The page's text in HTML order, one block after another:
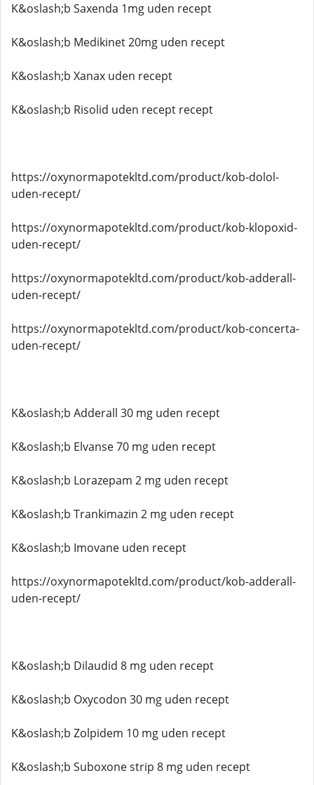
K&oslash;b Saxenda 1mg uden recept
K&oslash;b Medikinet 20mg uden recept
K&oslash;b Xanax uden recept
K&oslash;b Risolid uden recept recept
https://oxynormapotekltd.com/product/kob-dolol-
uden-recept/
https://oxynormapotekltd.com/product/kob-klopoxid-
uden-recept/
https://oxynormapotekltd.com/product/kob-adderall-
uden-recept/
https://oxynormapotekltd.com/product/kob-concerta-
uden-recept/
K&oslash;b Adderall 30 mg uden recept
K&oslash;b Elvanse 70 mg uden recept
K&oslash;b Lorazepam 2 mg uden recept
K&oslash;b Trankimazin 2 mg uden recept
K&oslash;b Imovane uden recept
https://oxynormapotekltd.com/product/kob-adderall-
uden-recept/
K&oslash;b Dilaudid 8 mg uden recept
K&oslash;b Oxycodon 30 mg uden recept
K&oslash;b Zolpidem 10 mg uden recept
K&oslash;b Suboxone strip 8 mg uden recept